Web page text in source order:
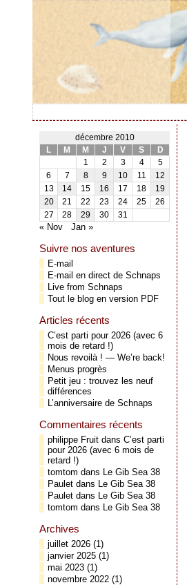
décembre 2010
L
M M J V S
D
1
2 3 4
5
6
7 8 9 10 11
12
13
14 15 16 17 18
19
20
21 22 23 24 25
26
27
28 29 30 31
« Nov Jan »
Suivre nos aventures
E-mail
E-mail en direct de Schnaps
Live from Schnaps
Tout le blog en version PDF
Articles récents
C’est parti pour 2026 (avec 6
mois de retard !)
Nous revoilà ! — We’re back!
Menus progrès
Petit jeu : trouvez les neuf
différences
L’anniversaire de Schnaps
Commentaires récents
philippe Fruit dans C’est parti
pour 2026 (avec 6 mois de
retard !)
tomtom dans Le Gib Sea 38
Paulet dans Le Gib Sea 38
Paulet dans Le Gib Sea 38
tomtom dans Le Gib Sea 38
Archives
juillet 2026 (1)
janvier 2025 (1)
mai 2023 (1)
novembre 2022 (1)